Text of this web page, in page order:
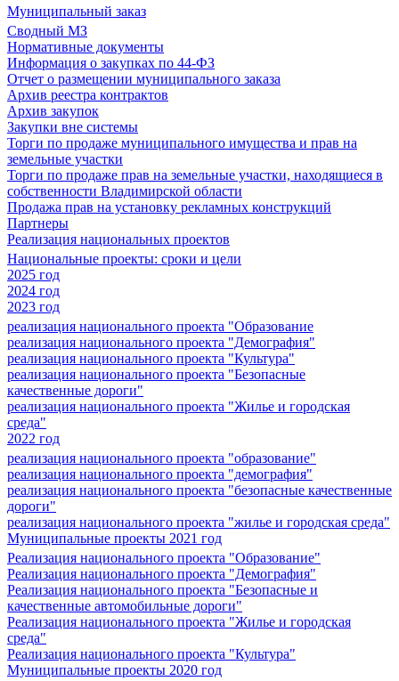
Муниципальный заказ
Сводный МЗ
Нормативные документы
Информация о закупках по 44-ФЗ
Отчет о размещении муниципального заказа
Архив реестра контрактов
Архив закупок
Закупки вне системы
Торги по продаже муниципального имущества и прав на
земельные участки
Торги по продаже прав на земельные участки, находящиеся в
собственности Владимирской области
Продажа прав на установку рекламных конструкций
Партнеры
Реализация национальных проектов
Национальные проекты: сроки и цели
2025 год
2024 год
2023 год
реализация национального проекта "Образование
реализация национального проекта "Демография"
реализация национального проекта "Культура"
реализация национального проекта "Безопасные
качественные дороги"
реализация национального проекта "Жилье и городская
среда"
2022 год
реализация национального проекта "образование"
реализация национального проекта "демография"
реализация национального проекта "безопасные качественные
дороги"
реализация национального проекта "жилье и городская среда"
Муниципальные проекты 2021 год
Реализация национального проекта "Образование"
Реализация национального проекта "Демография"
Реализация национального проекта "Безопасные и
качественные автомобильные дороги"
Реализация национального проекта "Жилье и городская
среда"
Реализация национального проекта "Культура"
Муниципальные проекты 2020 год